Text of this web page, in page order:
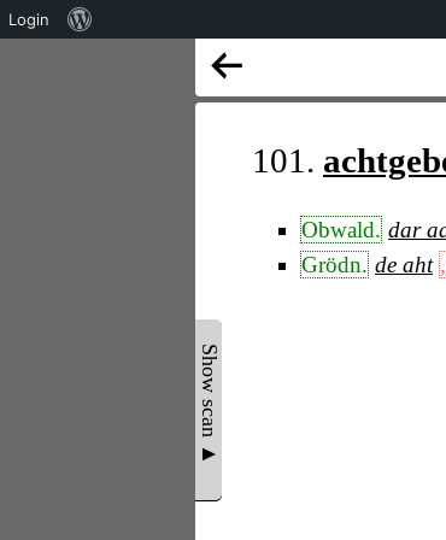
Show scan ▲
101.
Obwald. dar
Grödn. de aht
Login